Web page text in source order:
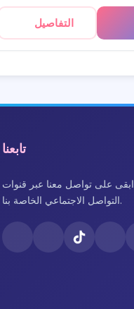
التفاصيل
تابعنا
ابقى على تواصل معنا عبر قنوات
التواصل الاجتماعي الخاصة بنا.